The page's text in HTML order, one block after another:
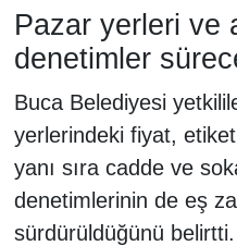
Pazar yerleri ve
denetimler
Buca Belediyesi
yerlerindeki fiyat,
yanı sıra cadde ve
denetimlerinin de eş
sürdürüldüğünü belirtti.